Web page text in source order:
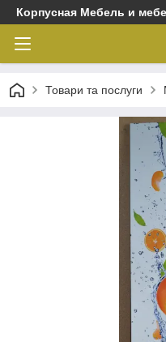
Корпусная Мебель и
Товари та послуги